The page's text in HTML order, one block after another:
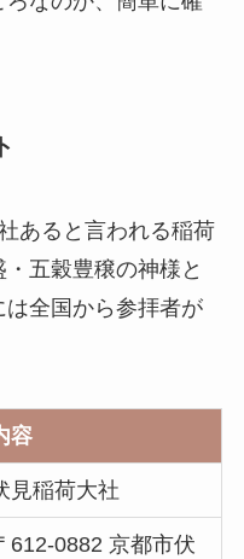
あると言われる稲荷
五穀豊穣の神様と
は全国から参拝者が
容
見稲荷大社
612-0882 京都市伏